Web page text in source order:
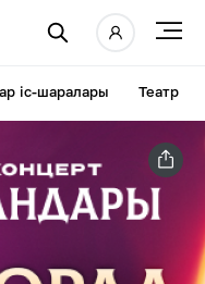
іс-шаралары Театр